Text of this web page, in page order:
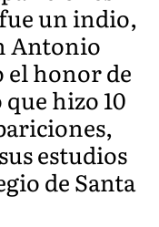
un indio,
Antonio
honor de
hizo 10
estudios
de Santa